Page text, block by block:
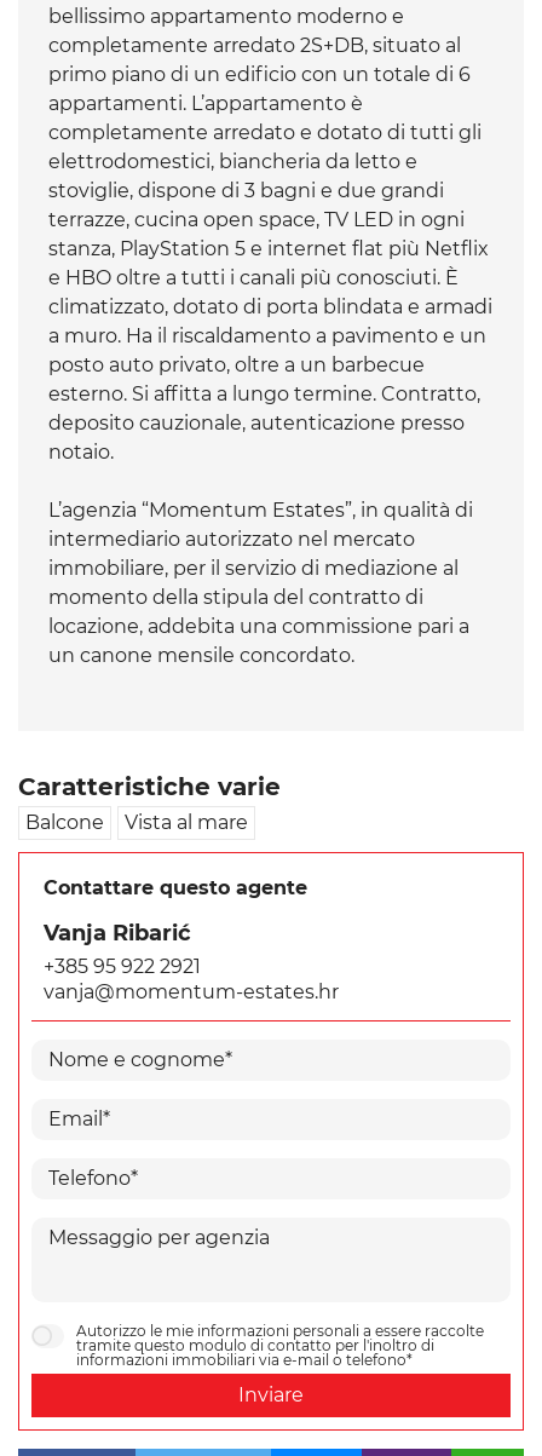
bellissimo appartamento moderno e
completamente arredato 2S+DB, situato al
primo piano di un edificio con un totale di 6
appartamenti. L’appartamento è
completamente arredato e dotato di tutti gli
elettrodomestici, biancheria da letto e
stoviglie, dispone di 3 bagni e due grandi
terrazze, cucina open space, TV LED in ogni
stanza, PlayStation 5 e internet flat più Netflix
e HBO oltre a tutti i canali più conosciuti. È
climatizzato, dotato di porta blindata e armadi
a muro. Ha il riscaldamento a pavimento e un
posto auto privato, oltre a un barbecue
esterno. Si affitta a lungo termine. Contratto,
deposito cauzionale, autenticazione presso
notaio.
L’agenzia “Momentum Estates”, in qualità di
intermediario autorizzato nel mercato
immobiliare, per il servizio di mediazione al
momento della stipula del contratto di
locazione, addebita una commissione pari a
un canone mensile concordato.
Caratteristiche varie
Balcone Vista al mare
Contattare questo agente
Vanja Ribarić
+385 95 922 2921
vanja@momentum-estates.hr
Autorizzo le mie informazioni personali a essere raccolte
tramite questo modulo di contatto per l'inoltro di
informazioni immobiliari via e-mail o telefono*
Inviare